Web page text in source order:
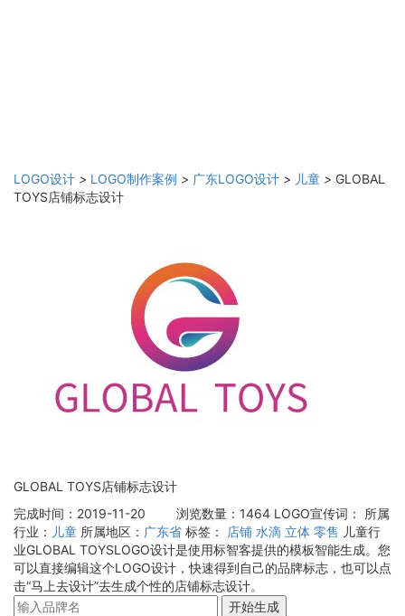
LOGO设计 > LOGO制作案例 > 广东LOGO设计 > 儿童 > GLOBAL
TOYS店铺标志设计
GLOBAL TOYS店铺标志设计
完成时间：2019-11-20
浏览数量：1464 LOGO宣传词：
所属
行业： 儿童 所属地区： 广东省 标签： 店铺 水滴 立体 零售 儿童行
业GLOBAL TOYSLOGO设计是使用标智客提供的模板智能生成。您
可以直接编辑这个LOGO设计，快速得到自己的品牌标志，也可以点
击“马上去设计”去生成个性的店铺标志设计。
开始生成